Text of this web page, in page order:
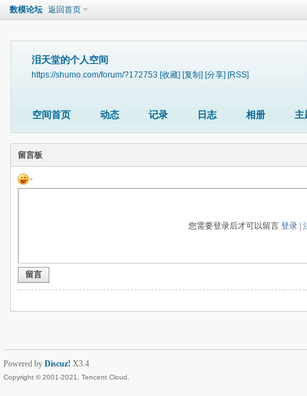
数模论坛 返回首页
泪天堂的个人空间
https://shumo.com/forum/?172753 [收藏] [复制] [分享] [RSS]
空间首页 动态 记录 日志 相册 主
留言板
您需要登录后才可以留言登录 |
留言
Powered by Discuz! X3.4
Copyright © 2001-2021, Tencent Cloud.